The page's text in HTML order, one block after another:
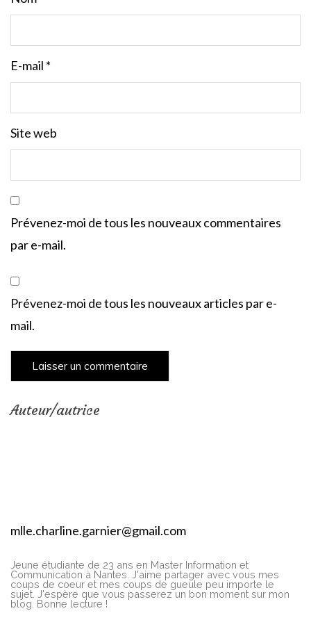
E-mail *
Site web
Prévenez-moi de tous les nouveaux commentaires
par e-mail.
Prévenez-moi de tous les nouveaux articles par e-
mail.
Auteur/autrice
mlle.charline.garnier@gmail.com
Jeune étudiante de 23 ans en Master Information et
Communication à Nantes. J'aime partager avec vous mes
coups de coeur et mes coups de gueule peu importe le
sujet. J'espère que vous passerez un bon moment sur mon
blog. Bonne lecture !